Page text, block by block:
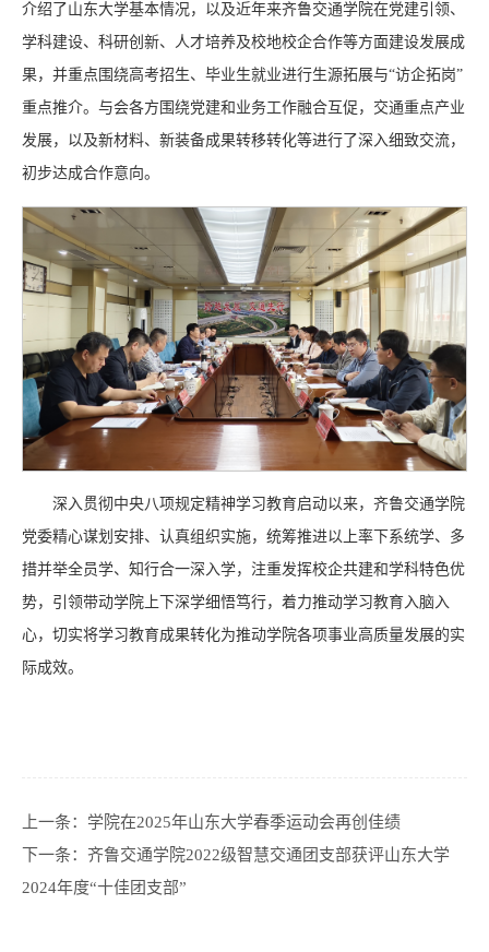
介绍了山东大学基本情况，以及近年来齐鲁交通学院在党建引领、
学科建设、科研创新、人才培养及校地校企合作等方面建设发展成
果，并重点围绕高考招生、毕业生就业进行生源拓展与“访企拓岗”
重点推介。与会各方围绕党建和业务工作融合互促，交通重点产业
发展，以及新材料、新装备成果转移转化等进行了深入细致交流，
初步达成合作意向。
深入贯彻中央八项规定精神学习教育启动以来，齐鲁交通学院
党委精心谋划安排、认真组织实施，统筹推进以上率下系统学、多
措并举全员学、知行合一深入学，注重发挥校企共建和学科特色优
势，引领带动学院上下深学细悟笃行，着力推动学习教育入脑入
心，切实将学习教育成果转化为推动学院各项事业高质量发展的实
际成效。
上一条： 学院在2025年山东大学春季运动会再创佳绩
下一条： 齐鲁交通学院2022级智慧交通团支部获评山东大学
2024年度“十佳团支部”